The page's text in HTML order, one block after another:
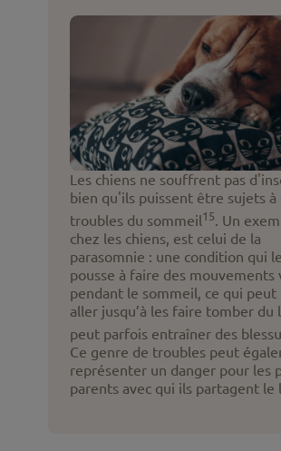
Les chiens ne souffrent pas
bien qu'ils puissent être sujets à
troubles du sommeil15. Un
chez les chiens, est celui de la
parasomnie : une condition qui
pousse à faire des mouvements
pendant le sommeil, ce qui peut
aller jusqu’à les faire tomber du
peut parfois entraîner des
Ce genre de troubles peut
représenter un danger pour les
parents avec qui ils partagent le